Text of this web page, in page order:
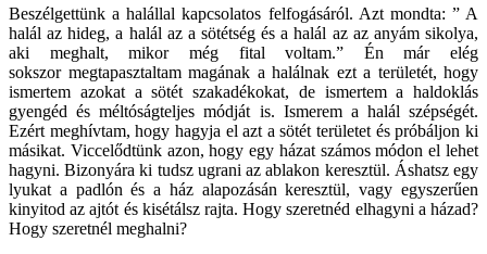
Beszélgettünk a halállal kapcsolatos felfogásáról. Azt mondta: ” A
halál az hideg, a halál az a sötétség és a halál az az anyám sikolya,
aki meghalt, mikor még fital voltam.” Én már elég
sokszor megtapasztaltam magának a halálnak ezt a területét, hogy
ismertem azokat a sötét szakadékokat, de ismertem a haldoklás
gyengéd és méltóságteljes módját is. Ismerem a halál szépségét.
Ezért meghívtam, hogy hagyja el azt a sötét területet és próbáljon ki
másikat. Viccelődtünk azon, hogy egy házat számos módon el lehet
hagyni. Bizonyára ki tudsz ugrani az ablakon keresztül. Áshatsz egy
lyukat a padlón és a ház alapozásán keresztül, vagy egyszerűen
kinyitod az ajtót és kisétálsz rajta. Hogy szeretnéd elhagyni a házad?
Hogy szeretnél meghalni?